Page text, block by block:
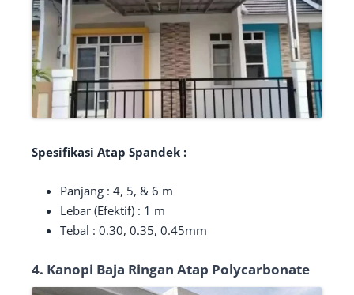
Spesifikasi Atap Spandek :
Panjang : 4, 5, & 6 m
Lebar (Efektif) : 1 m
Tebal : 0.30, 0.35, 0.45mm
4. Kanopi Baja Ringan Atap Polycarbonate